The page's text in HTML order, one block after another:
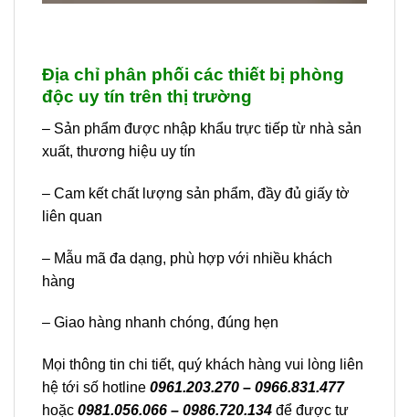
Địa chỉ phân phối các thiết bị phòng
độc uy tín trên thị trường
– Sản phẩm được nhập khẩu trực tiếp từ nhà sản
xuất, thương hiệu uy tín
– Cam kết chất lượng sản phẩm, đầy đủ giấy tờ
liên quan
– Mẫu mã đa dạng, phù hợp với nhiều khách
hàng
– Giao hàng nhanh chóng, đúng hẹn
Mọi thông tin chi tiết, quý khách hàng vui lòng liên
hệ tới số hotline 0961.203.270 – 0966.831.477
hoặc 0981.056.066 – 0986.720.134 để được tư